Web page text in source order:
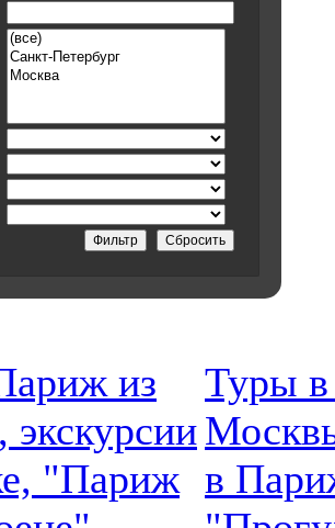
из
"Париж
Туры
в